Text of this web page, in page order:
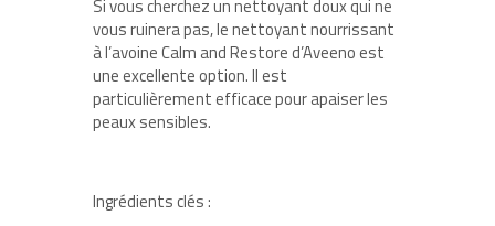
Si vous cherchez un nettoyant doux qui ne
vous ruinera pas, le nettoyant nourrissant
à l’avoine Calm and Restore d’Aveeno est
une excellente option. Il est
particulièrement efficace pour apaiser les
peaux sensibles.
Ingrédients clés :